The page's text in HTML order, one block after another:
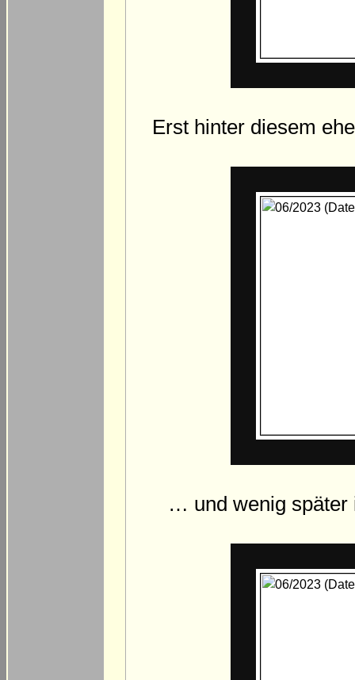
Erst hinter diesem
… und wenig später